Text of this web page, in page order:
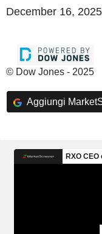
December 16,
© Dow Jones - 2025
Aggiungi